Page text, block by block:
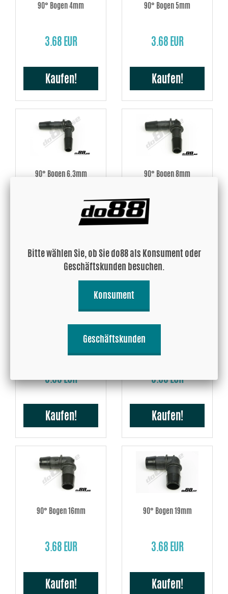
90° Bogen 4mm
3.68 EUR
Kaufen!
90° Bogen 5mm
3.68 EUR
Kaufen!
90° Bogen 6,3mm
Kaufen!
90° Bogen 8mm
Kaufen!
90° Bogen 9,5mm
3.68 EUR
Kaufen!
90° Bogen 13 mm
3.68 EUR
Kaufen!
90° Bogen 16mm
3.68 EUR
Kaufen!
90° Bogen 19mm
3.68 EUR
Kaufen!
Bitte wählen Sie, ob Sie do88 als Konsument oder
Geschäftskunden besuchen.
Konsument
Geschäftskunden